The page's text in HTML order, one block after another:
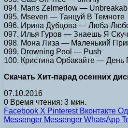
094. Mans Zelmerlow —
095. Mseven — Танцуй В Темноте
096. Ирина Дубцова — Люба-
097. Илья Гуров — Знаешь Я
098. Мона Лиза — Маленький
099. Drowning Pool — Push
100. Кристина Орбакайте — День
Скачать Хит-парад осенних
07.10.2016
0 Время чтения: 3 мин.
Facebook X Pinterest Вконтакте
Messenger Messenger WhatsApp